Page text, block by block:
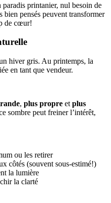
printanier, nul besoin de
bien pensés peuvent transformer
de cœur!
hiver gris. Au printemps, la
en tant que vendeur.
, plus propre et plus
sombre peut freiner l’intérêt,
ou les retirer
côtés (souvent sous-estimé!)
la lumière
la clarté